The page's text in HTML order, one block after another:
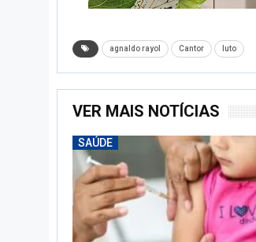
agnaldo rayol Cantor luto
VER MAIS NOTÍCIAS
SAÚDE